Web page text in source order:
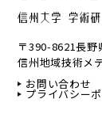
〒390-8621長野
信州地域技術メ
お問い合わせ
プライバシー